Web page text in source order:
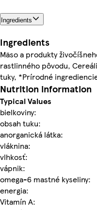
Ingredients
Ingredients
Mäso a produkty
rastlinného pôvodu,
tuky, *Prírodné
Nutrition information
Typical Values
bielkoviny:
obsah tuku:
anorganická látka:
vláknina:
vlhkosť:
vápnik:
omega-6 mastné kyseliny:
energia:
Vitamín A: